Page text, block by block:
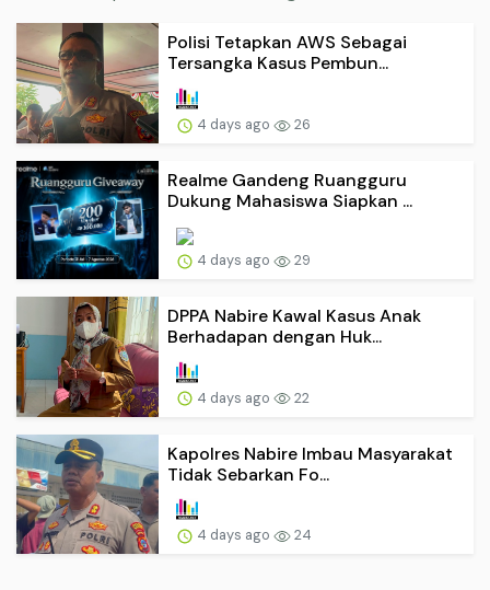
Polisi Tetapkan AWS Sebagai
Tersangka Kasus Pembun...
4 days ago 26
Realme Gandeng Ruangguru
Dukung Mahasiswa Siapkan ...
4 days ago 29
DPPA Nabire Kawal Kasus Anak
Berhadapan dengan Huk...
4 days ago 22
Kapolres Nabire Imbau Masyarakat
Tidak Sebarkan Fo...
4 days ago 24